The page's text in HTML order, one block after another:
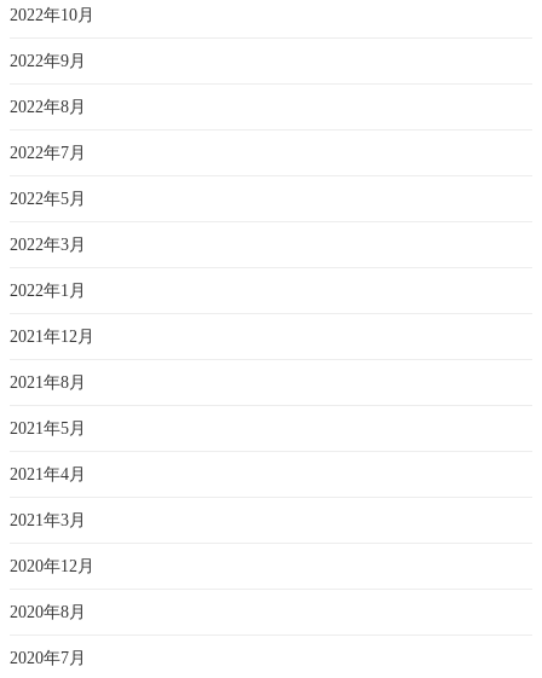
2022年10月
2022年9月
2022年8月
2022年7月
2022年5月
2022年3月
2022年1月
2021年12月
2021年8月
2021年5月
2021年4月
2021年3月
2020年12月
2020年8月
2020年7月